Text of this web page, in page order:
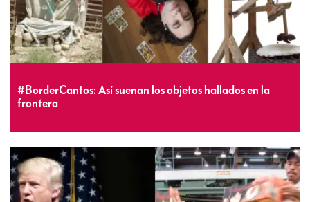
#BorderCantos: Así suenan los objetos hallados en la
frontera